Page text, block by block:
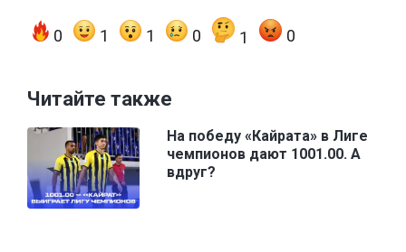
0 1 1 0 1 0
Читайте также
На победу «Кайрата» в Лиге
чемпионов дают 1001.00. А
вдруг?